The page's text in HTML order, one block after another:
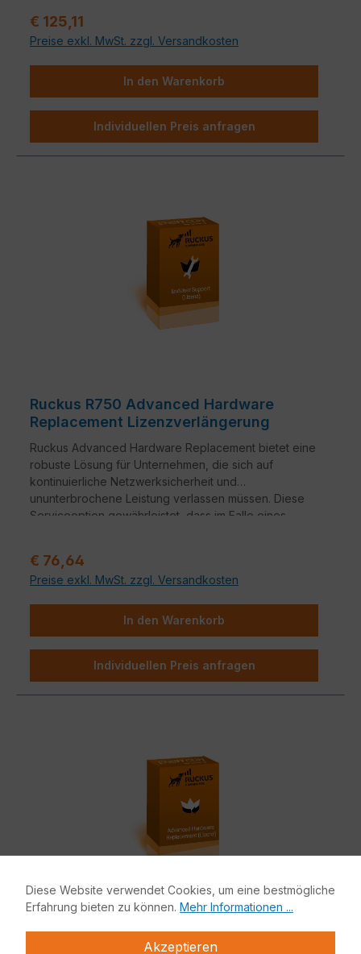
Verkaufspreis:
€ 125,11
Preise exkl. MwSt. zzgl. Versandkosten
In den Warenkorb
Individuellen Preis anfragen
Ruckus R750 Advanced Hardware
Replacement Lizenzverlängerung
Ruckus Advanced Hardware Replacement bietet eine
robuste Lösung für Unternehmen, die sich auf
kontinuierliche Netzwerksicherheit und
ununterbrochene Leistung verlassen müssen. Diese
Serviceoption gewährleistet, dass im Falle eines
Verkaufspreis:
€ 76,64
Preise exkl. MwSt. zzgl. Versandkosten
In den Warenkorb
Individuellen Preis anfragen
Ruckus R670 Advanced Hardware
Diese Website verwendet Cookies, um eine bestmögliche
Erfahrung bieten zu können. Mehr Informationen ...
Akzeptieren